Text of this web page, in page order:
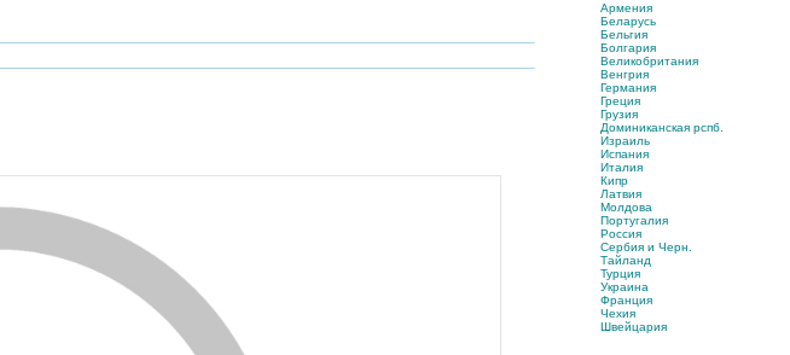
Армения
Беларусь
Бельгия
Болгария
Великобритания
Венгрия
Германия
Греция
Грузия
Доминиканская рспб.
Израиль
Испания
Италия
Кипр
Латвия
Молдова
Португалия
Россия
Сербия и Черн.
Тайланд
Турция
Украина
Франция
Чехия
Швейцария